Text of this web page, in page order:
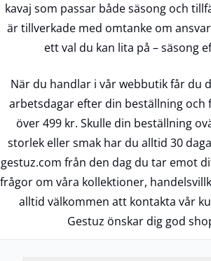
kavaj som passar både säsong och
är tillverkade med omtanke om
ett val du kan lita på – säsong
När du handlar i vår webbutik får du
arbetsdagar efter din beställning och
över 499 kr. Skulle din beställning
storlek eller smak har du alltid 30
gestuz.com från den dag du tar emot
frågor om våra kollektioner,
alltid välkommen att kontakta vår
Gestuz önskar dig god